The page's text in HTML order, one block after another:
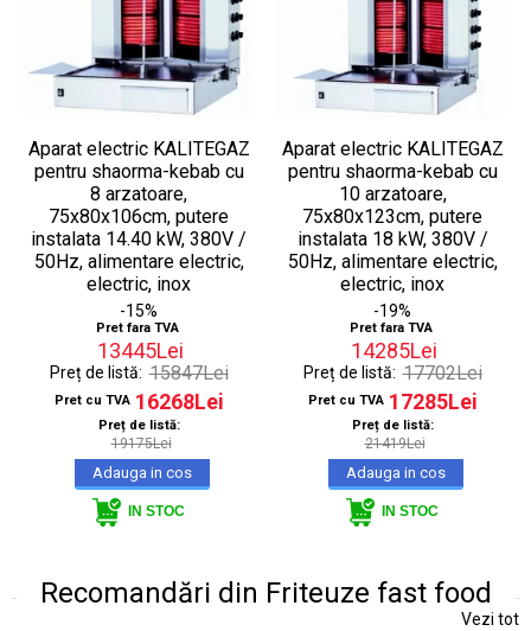
Aparat electric KALITEGAZ
pentru shaorma-kebab cu
8 arzatoare,
75x80x106cm, putere
instalata 14.40 kW, 380V /
50Hz, alimentare electric,
electric, inox
-15%
Pret fara TVA
13445Lei
Preț de listă: 15847Lei
Pret cu TVA 16268Lei
Preț de listă:
19175Lei
IN STOC
Aparat electric KALITEGAZ
pentru shaorma-kebab cu
10 arzatoare,
75x80x123cm, putere
instalata 18 kW, 380V /
50Hz, alimentare electric,
electric, inox
-19%
Pret fara TVA
14285Lei
Preț de listă: 17702Lei
Pret cu TVA 17285Lei
Preț de listă:
21419Lei
IN STOC
Recomandări din Friteuze fast food
Vezi tot